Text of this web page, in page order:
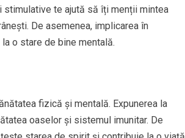
te ajută să îți menții mintea
De asemenea, implicarea în
o stare de bine mentală.
fizică și mentală. Expunerea la
oaselor și sistemul imunitar. De